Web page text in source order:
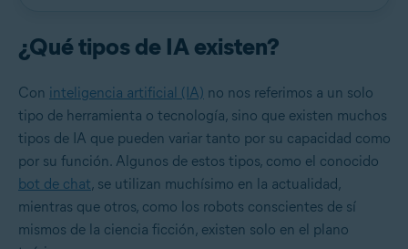
¿Qué tipos de IA existen?
Con inteligencia artificial (IA) no nos referimos a un solo
tipo de herramienta o tecnología, sino que existen muchos
tipos de IA que pueden variar tanto por su capacidad como
por su función. Algunos de estos tipos, como el conocido
bot de chat, se utilizan muchísimo en la actualidad,
mientras que otros, como los robots conscientes de sí
mismos de la ciencia ficción, existen solo en el plano